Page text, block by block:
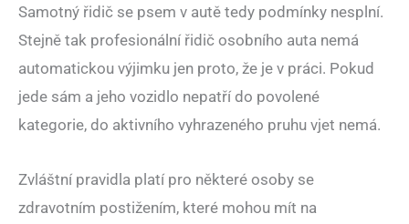
Samotný řidič se psem v autě tedy podmínky nesplní.
Stejně tak profesionální řidič osobního auta nemá
automatickou výjimku jen proto, že je v práci. Pokud
jede sám a jeho vozidlo nepatří do povolené
kategorie, do aktivního vyhrazeného pruhu vjet nemá.
Zvláštní pravidla platí pro některé osoby se
zdravotním postižením, které mohou mít na